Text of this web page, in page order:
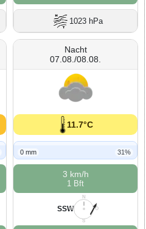
1023 hPa
Nacht
07.08./08.08.
11.7°C
0 mm 31%
3 km/h
1 Bft
N
O
S
W
SSW